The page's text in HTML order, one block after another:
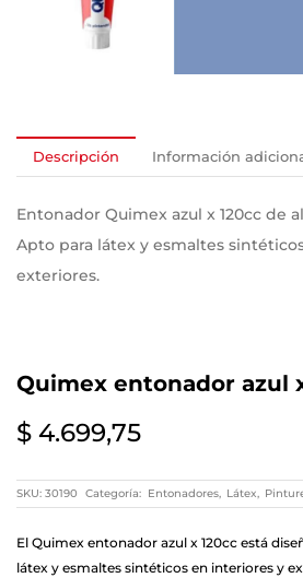
Descripción Información
Entonador Quimex azul x 120cc de
Apto para látex y esmaltes
exteriores.
Quimex entonador azul
$ 4.699,75
SKU: 30190 Categoría: Entonadores, Látex,
El Quimex entonador azul x 120cc está
látex y esmaltes sintéticos en interiores y